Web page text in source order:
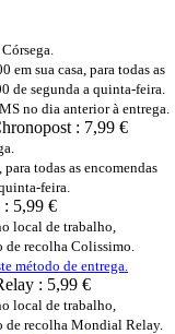
em sua casa, para todas as
de segunda a quinta-feira.
no dia anterior à entrega.
: 7,99 €
todas as encomendas
feira.
: 5,99 €
local de trabalho,
de recolha Colissimo.
método de entrega.
: 5,99 €
local de trabalho,
de recolha Mondial Relay.